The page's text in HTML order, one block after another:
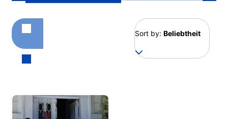
Sort by: Beliebtheit